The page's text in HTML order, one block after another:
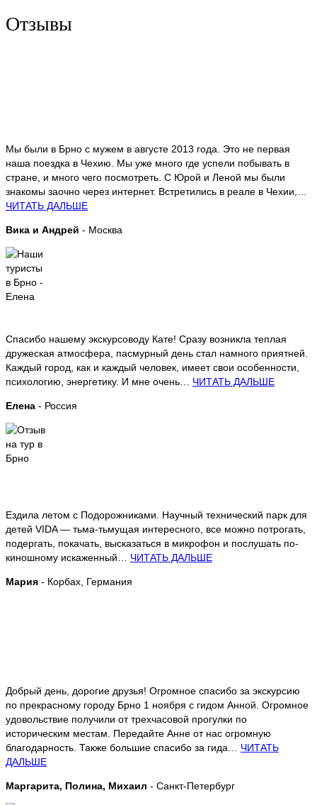
Отзывы
Мы были в Брно с мужем в августе 2013 года. Это не первая
наша поездка в Чехию. Мы уже много где успели побывать в
стране, и много чего посмотреть. С Юрой и Леной мы были
знакомы заочно через интернет. Встретились в реале в Чехии,…
ЧИТАТЬ ДАЛЬШЕ
Вика и Андрей - Москва
Спасибо нашему экскурсоводу Кате! Сразу возникла теплая
дружеская атмосфера, пасмурный день стал намного приятней.
Каждый город, как и каждый человек, имеет свои особенности,
психологию, энергетику. И мне очень… ЧИТАТЬ ДАЛЬШЕ
Елена - Россия
Ездила летом с Подорожниками. Научный технический парк для
детей VIDA — тьма-тьмущая интересного, все можно потрогать,
подергать, покачать, высказаться в микрофон и послушать по-
киношному искаженный… ЧИТАТЬ ДАЛЬШЕ
Мария - Корбах, Германия
Добрый день, дорогие друзья! Огромное спасибо за экскурсию
по прекрасному городу Брно 1 ноября с гидом Анной. Огромное
удовольствие получили от трехчасовой прогулки по
историческим местам. Передайте Анне от нас огромную
благодарность. Также большие спасибо за гида… ЧИТАТЬ
ДАЛЬШЕ
Маргарита, Полина, Михаил - Санкт-Петербург